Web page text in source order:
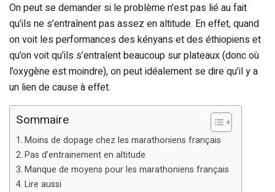
On peut se demander si le problème n’est pas lié au fait
qu’ils ne s’entraînent pas assez en altitude. En effet, quand
on voit les performances des kényans et des éthiopiens et
qu’on voit qu’ils s’entraîent beaucoup sur plateaux (donc où
l’oxygène est moindre), on peut idéalement se dire qu’il y a
un lien de cause à effet.
Sommaire
Moins de dopage chez les marathoniens français
Pas d’entrainement en altitude
Manque de moyens pour les marathoniens français
Lire aussi